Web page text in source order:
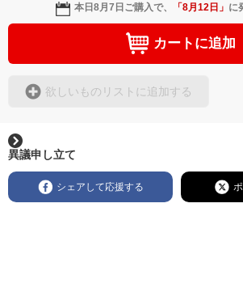
本日8月7日 ご購入で、 「8月12日 」 に
カートに追加
欲しいものリストに追加する
異議申し立て
シェアして応援する